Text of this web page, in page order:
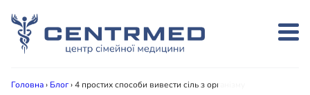
Головна› Блог›4 простих способи вивести сіль з організму